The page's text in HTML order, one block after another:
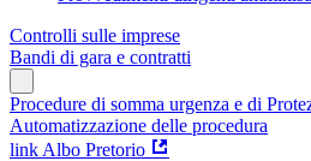
Controlli sulle imprese
Bandi di gara e contratti
Procedure di somma urgenza e di
Automatizzazione delle procedura
link Albo Pretorio